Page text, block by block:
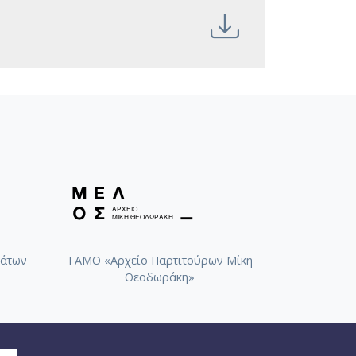
ΤΑΜΟ «Αρχείο Παρτιτούρων Μίκη
Θεοδωράκη»